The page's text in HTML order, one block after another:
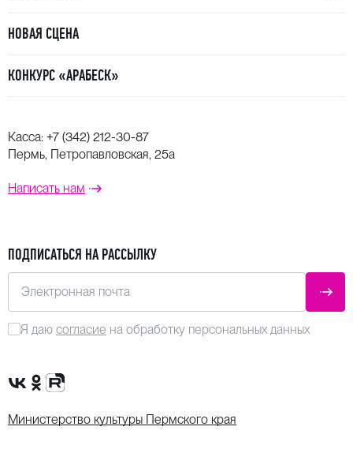
НОВАЯ СЦЕНА
КОНКУРС «АРАБЕСК»
Касса: +7 (342) 212-30-87
Пермь, Петропавловская, 25а
Написать нам
ПОДПИСАТЬСЯ НА РАССЫЛКУ
Электронная почта
Я даю согласие на обработку персональных данных
Сообщество VK
Группа в одноклассниках
Канал Rutube
Министерство культуры Пермского края